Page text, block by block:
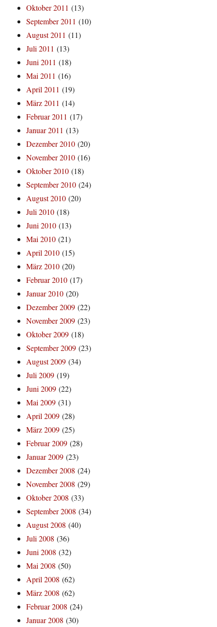
Oktober 2011 (13)
September 2011 (10)
August 2011 (11)
Juli 2011 (13)
Juni 2011 (18)
Mai 2011 (16)
April 2011 (19)
März 2011 (14)
Februar 2011 (17)
Januar 2011 (13)
Dezember 2010 (20)
November 2010 (16)
Oktober 2010 (18)
September 2010 (24)
August 2010 (20)
Juli 2010 (18)
Juni 2010 (13)
Mai 2010 (21)
April 2010 (15)
März 2010 (20)
Februar 2010 (17)
Januar 2010 (20)
Dezember 2009 (22)
November 2009 (23)
Oktober 2009 (18)
September 2009 (23)
August 2009 (34)
Juli 2009 (19)
Juni 2009 (22)
Mai 2009 (31)
April 2009 (28)
März 2009 (25)
Februar 2009 (28)
Januar 2009 (23)
Dezember 2008 (24)
November 2008 (29)
Oktober 2008 (33)
September 2008 (34)
August 2008 (40)
Juli 2008 (36)
Juni 2008 (32)
Mai 2008 (50)
April 2008 (62)
März 2008 (62)
Februar 2008 (24)
Januar 2008 (30)